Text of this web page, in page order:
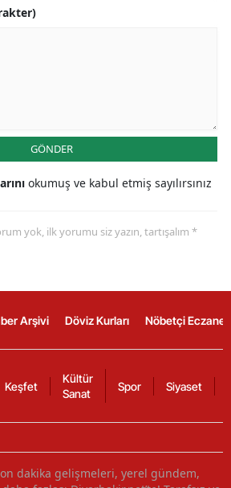
GÖNDER
okumuş ve kabul etmiş sayılırsınız
yok, ilk yorumu siz yazın, tartışalım *
Arşivi Döviz Kurları Nöbetçi
Keşfet
Kültür
Sanat
Spor Siyaset
dakika gelişmeleri, yerel gündem,